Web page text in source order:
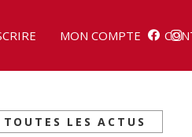
MON COMPTE
TOUTES LES ACTUS